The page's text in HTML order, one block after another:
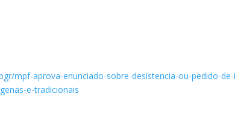
mpf-aprova-enunciado-sobre-desistencia-ou-pedido-
e-tradicionais